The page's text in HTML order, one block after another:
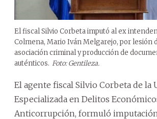
El fiscal Silvio Corbeta imputó al ex
Colmena, Mario Iván Melgarejo, por lesión
asociación criminal y producción de
auténticos. Foto: Gentileza.
El agente fiscal Silvio Corbeta de la
Especializada en Delitos
Anticorrupción, formuló